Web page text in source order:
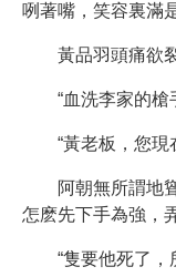
咧著嘴，笑容裏滿
黃品羽頭痛欲
“血洗李家的
“黃老板，您
阿朝無所謂地
怎麽先下手為強，
“隻要他死了